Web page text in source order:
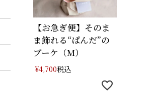
【お急ぎ便】そのま
ま飾れる“ぱんだ”の
ブーケ（M）
¥4,700税込